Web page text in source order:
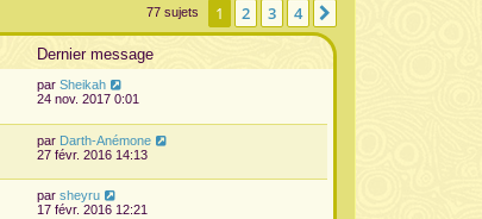
77 sujets 1 2 3 4
Dernier message
par Sheikah
24 nov. 2017 0:01
par Darth-Anémone
27 févr. 2016 14:13
par sheyru
17 févr. 2016 12:21